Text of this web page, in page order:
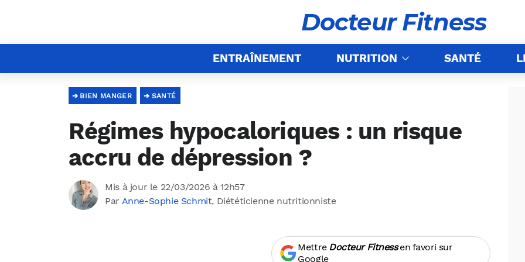
Docteur Fitness
ENTRAÎNEMENT NUTRITION SANTÉ
SANTÉ
BIEN MANGER
Régimes hypocaloriques : un risque
accru de dépression ?
Mis à jour le 22/03/2026 à 12h57
Par Anne-Sophie Schmit, Diététicienne nutritionniste
Mettre Docteur Fitnessen favori sur
Google